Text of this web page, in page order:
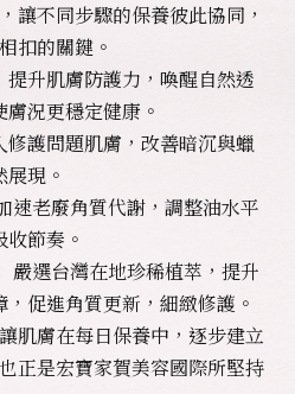
讓不同步驟的保養彼此協同，
扣的關鍵。
升肌膚防護力，喚醒自然透
況更穩定健康。
護問題肌膚，改善暗沉與蠟
現。
速老廢角質代謝，調整油水平
節奏。
嚴選台灣在地珍稀植萃，提升
促進角質更新，細緻修護。
肌膚在每日保養中，逐步建立
正是宏寶家賀美容國際所堅持